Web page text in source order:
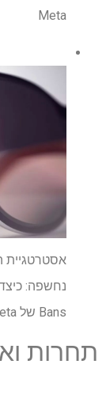
Meta
אסטרטגיית
Bans של Meta
תחרות